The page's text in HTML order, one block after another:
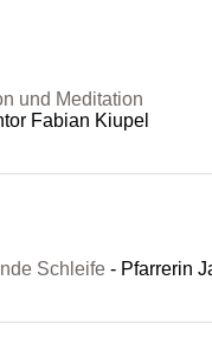
und Meditation
Fabian Kiupel
Schleife
Pfarrerin